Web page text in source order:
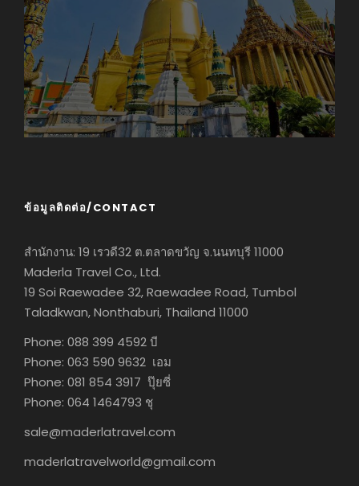
ข้อมูลติดต่อ/CONTACT
สำนักงาน: 19 เรวดี32 ต.ตลาดขวัญ จ.นนทบุรี 11000
Maderla Travel Co., Ltd.
19 Soi Raewadee 32, Raewadee Road, Tumbol
Taladkwan, Nonthaburi, Thailand 11000
Phone: 088 399 4592 บี
Phone: 063 590 9632 เอม
Phone: 081 854 3917 ปุ๊ยซี่
Phone: 064 1464793 ชุ
sale@maderlatravel.com
maderlatravelworld@gmail.com